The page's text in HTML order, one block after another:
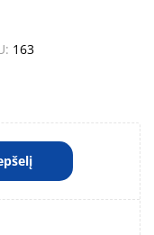
163